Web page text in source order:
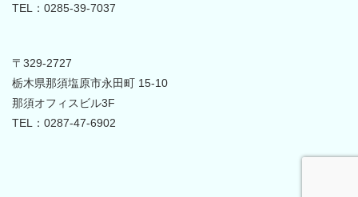
TEL：0285-39-7037
〒329-2727
栃木県那須塩原市永田町 15-10
那須オフィスビル3F
TEL：0287-47-6902